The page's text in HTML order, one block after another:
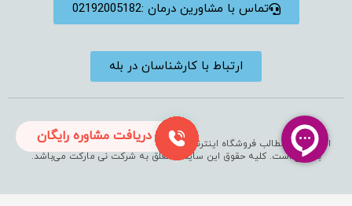
تماس با مشاورین درمان :02192005182
ارتباط با کارشناسان در بله
استفاده از مطالب فروشگاه اینترنتی فقط برای مقاصد غیرتجاری و با ذکر منبع
بلامانع است. کلیه حقوق این سایت متعلق به شرکت نی مارکت می‌باشد.
دریافت مشاوره رایگان